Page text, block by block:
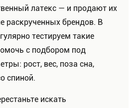
латекс — и продают их
раскрученных брендов. В
тестируем такие
с подбором под
рост, вес, поза сна,
спиной.
искать